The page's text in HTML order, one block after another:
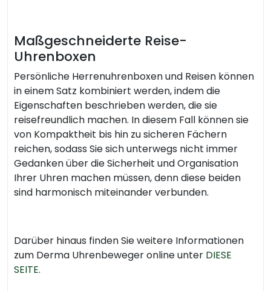
Maßgeschneiderte Reise-
Uhrenboxen
Persönliche Herrenuhrenboxen und Reisen können
in einem Satz kombiniert werden, indem die
Eigenschaften beschrieben werden, die sie
reisefreundlich machen. In diesem Fall können sie
von Kompaktheit bis hin zu sicheren Fächern
reichen, sodass Sie sich unterwegs nicht immer
Gedanken über die Sicherheit und Organisation
Ihrer Uhren machen müssen, denn diese beiden
sind harmonisch miteinander verbunden.
Darüber hinaus finden Sie weitere Informationen
zum Derma Uhrenbeweger online unter DIESE
SEITE.